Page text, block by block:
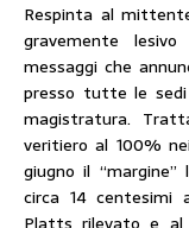
Respinta al
gravemente
messaggi che
presso tutte le
magistratura.
veritiero al 100%
giugno il
circa 14 centesimi